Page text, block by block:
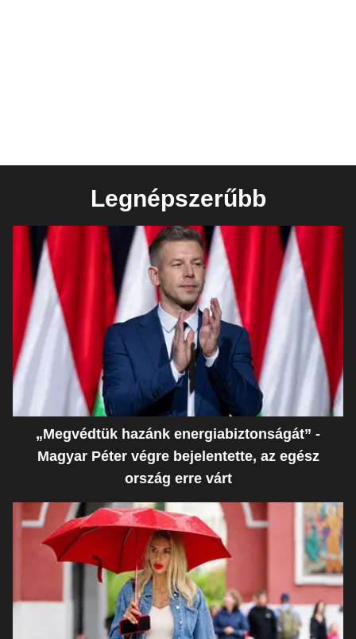
Legnépszerűbb
„Megvédtük hazánk energiabiztonságát” -
Magyar Péter végre bejelentette, az egész
ország erre várt